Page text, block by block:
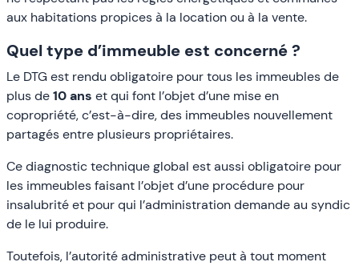
aux habitations propices à la location ou à la vente.
Quel type d’immeuble est concerné ?
Le DTG est rendu obligatoire pour tous les immeubles de
plus de10 ans et qui font l’objet d’une mise en
copropriété, c’est-à-dire, des immeubles nouvellement
partagés entre plusieurs propriétaires.
Ce diagnostic technique global est aussi obligatoire pour
les immeubles faisant l’objet d’une procédure pour
insalubrité et pour qui l’administration demande au syndic
de le lui produire.
Toutefois, l’autorité administrative peut à tout moment